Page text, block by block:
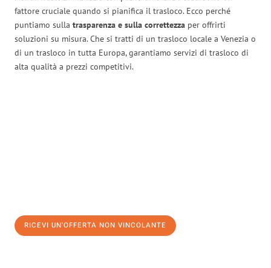
fattore cruciale quando si pianifica il trasloco. Ecco perché
puntiamo sulla trasparenza e sulla correttezza per offrirti
soluzioni su misura. Che si tratti di un trasloco locale a Venezia o
di un trasloco in tutta Europa, garantiamo servizi di trasloco di
alta qualità a prezzi competitivi.
RICEVI UN'OFFERTA NON VINCOLANTE